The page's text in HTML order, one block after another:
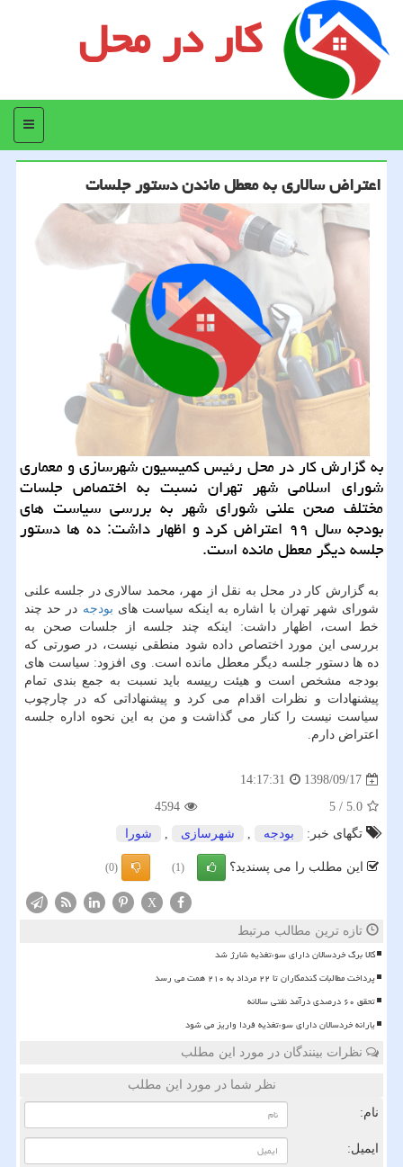
کار در محل
منو
اعتراض سالاری به معطل ماندن دستور جلسات
به گزارش كار در محل رئیس كمیسیون شهرسازی و معماری
شورای اسلامی شهر تهران نسبت به اختصاص جلسات
مختلف صحن علنی شورای شهر به بررسی سیاست های
بودجه سال ۹۹ اعتراض كرد و اظهار داشت: ده ها دستور
جلسه دیگر معطل مانده است.
به گزارش كار در محل به نقل از مهر، محمد سالاری در جلسه علنی
شورای شهر تهران با اشاره به اینكه سیاست های بودجه در حد چند
خط است، اظهار داشت: اینكه چند جلسه از جلسات صحن به
بررسی این مورد اختصاص داده شود منطقی نیست، در صورتی كه
ده ها دستور جلسه دیگر معطل مانده است. وی افزود: سیاست های
بودجه مشخص است و هیئت رییسه باید نسبت به جمع بندی تمام
پیشنهادات و نظرات اقدام می كرد و پیشنهاداتی كه در چارچوب
سیاست نیست را كنار می گذاشت و من به این نحوه اداره جلسه
اعتراض دارم.
1398/09/17
14:17:31
5.0
/
5
4594
تگهای خبر:
بودجه , شهرسازی , شورا
این مطلب را می پسندید؟ (1)
(0)
X
تازه ترین مطالب مرتبط
کالا برگ خردسالان دارای سوءتغذیه شارژ شد
پرداخت مطالبات گندمکاران تا ۲۲ مرداد به ۲۱۰ همت می رسد
تحقق ۶۰ درصدی درآمد نفتی سالانه
یارانه خردسالان دارای سوءتغذیه فردا واریز می شود
نظرات بینندگان در مورد این مطلب
نظر شما در مورد این مطلب
نام:
ایمیل: